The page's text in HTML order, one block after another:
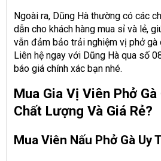
Ngoài ra, Dũng Hà thường có các
dẫn cho khách hàng mua sỉ và lẻ,
vẫn đảm bảo trải nghiệm vị phở gà
Liên hệ ngay với Dũng Hà qua số
báo giá chính xác bạn nhé.
Mua Gia Vị Viên Phở
Chất Lượng Và Giá Rẻ?
Mua Viên Nấu Phở Gà Uy